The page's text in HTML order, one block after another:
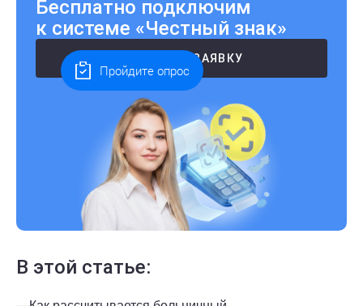
Бесплатно подключим
к системе «Честный знак»
ОСТАВИТЬ ЗАЯВКУ
В этой статье:
Пройдите опрос